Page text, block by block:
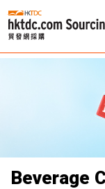
Beverage